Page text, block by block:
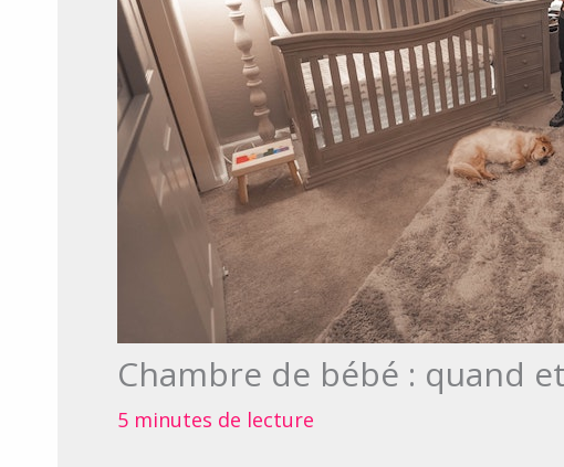
Chambre de bébé : quand
5 minutes de lecture